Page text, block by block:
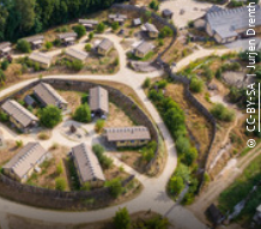
©
CC-BY-SA
| Jurjen Drenth